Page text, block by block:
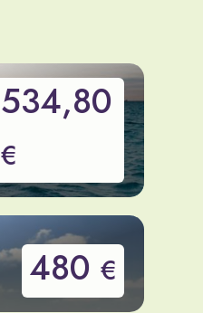
534,80
€
480 €